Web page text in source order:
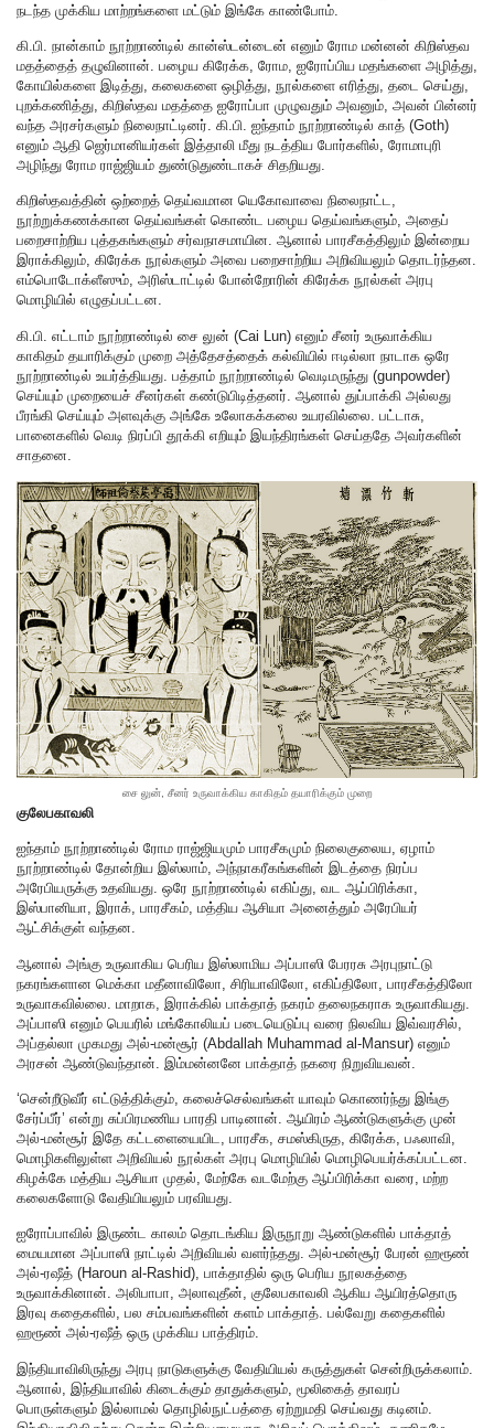
நடந்த முக்கிய மாற்றங்களை மட்டும் இங்கே காண்போம்.
கி.பி. நான்காம் நூற்றாண்டில் கான்ஸ்டன்டைன் எனும் ரோம மன்னன் கிறிஸ்தவ
மதத்தைத் தழுவினான். பழைய கிரேக்க, ரோம, ஐரோப்பிய மதங்களை அழித்து,
கோயில்களை இடித்து, கலைகளை ஒழித்து, நூல்களை எரித்து, தடை செய்து,
புறக்கணித்து, கிறிஸ்தவ மதத்தை ஐரோப்பா முழுவதும் அவனும், அவன் பின்னர்
வந்த அரசர்களும் நிலைநாட்டினர். கி.பி. ஐந்தாம் நூற்றாண்டில் காத் (Goth)
எனும் ஆதி ஜெர்மானியர்கள் இத்தாலி மீது நடத்திய போர்களில், ரோமாபுரி
அழிந்து ரோம ராஜ்ஜியம் துண்டுதுண்டாகச் சிதறியது.
கிறிஸ்தவத்தின் ஒற்றைத் தெய்வமான யெகோவாவை நிலைநாட்ட,
நூற்றுக்கணக்கான தெய்வங்கள் கொண்ட பழைய தெய்வங்களும், அதைப்
பறைசாற்றிய புத்தகங்களும் சர்வநாசமாயின. ஆனால் பாரசீகத்திலும் இன்றைய
இராக்கிலும், கிரேக்க நூல்களும் அவை பறைசாற்றிய அறிவியலும் தொடர்ந்தன.
எம்பொடோக்ளீஸும், அரிஸ்டாட்டில் போன்றோரின் கிரேக்க நூல்கள் அரபு
மொழியில் எழுதப்பட்டன.
கி.பி. எட்டாம் நூற்றாண்டில் சை லுன் (Cai Lun) எனும் சீனர் உருவாக்கிய
காகிதம் தயாரிக்கும் முறை அத்தேசத்தைக் கல்வியில் ஈடில்லா நாடாக ஒரே
நூற்றாண்டில் உயர்த்தியது. பத்தாம் நூற்றாண்டில் வெடிமருந்து (gunpowder)
செய்யும் முறையைச் சீனர்கள் கண்டுபிடித்தனர். ஆனால் துப்பாக்கி அல்லது
பீரங்கி செய்யும் அளவுக்கு அங்கே உலோகக்கலை உயரவில்லை. பட்டாசு,
பானைகளில் வெடி நிரப்பி தூக்கி எறியும் இயந்திரங்கள் செய்ததே அவர்களின்
சாதனை.
சை லுன், சீனர் உருவாக்கிய காகிதம் தயாரிக்கும் முறை
குலேபகாவலி
ஐந்தாம் நூற்றாண்டில் ரோம ராஜ்ஜியமும் பாரசீகமும் நிலைகுலைய, ஏழாம்
நூற்றாண்டில் தோன்றிய இஸ்லாம், அந்நாகரீகங்களின் இடத்தை நிரப்ப
அரேபியருக்கு உதவியது. ஒரே நூற்றாண்டில் எகிப்து, வட ஆப்பிரிக்கா,
இஸ்பானியா, இராக், பாரசீகம், மத்திய ஆசியா அனைத்தும் அரேபியர்
ஆட்சிக்குள் வந்தன.
ஆனால் அங்கு உருவாகிய பெரிய இஸ்லாமிய அப்பாஸி பேரரசு அரபுநாட்டு
நகரங்களான மெக்கா மதீனாவிலோ, சிரியாவிலோ, எகிப்திலோ, பாரசீகத்திலோ
உருவாகவில்லை. மாறாக, இராக்கில் பாக்தாத் நகரம் தலைநகராக உருவாகியது.
அப்பாஸி எனும் பெயரில் மங்கோலியப் படையெடுப்பு வரை நிலவிய இவ்வரசில்,
அப்தல்லா முகமது அல்-மன்சூர் (Abdallah Muhammad al-Mansur) எனும்
அரசன் ஆண்டுவந்தான். இம்மன்னனே பாக்தாத் நகரை நிறுவியவன்.
‘சென்றீடுவீர் எட்டுத்திக்கும், கலைச்செல்வங்கள் யாவும் கொணர்ந்து இங்கு
சேர்ப்பீர்’ என்று சுப்பிரமணிய பாரதி பாடினான். ஆயிரம் ஆண்டுகளுக்கு முன்
அல்-மன்சூர் இதே கட்டளையையிட, பாரசீக, சமஸ்கிருத, கிரேக்க, பஃலாவி,
மொழிகளிலுள்ள அறிவியல் நூல்கள் அரபு மொழியில் மொழிபெயர்க்கப்பட்டன.
கிழக்கே மத்திய ஆசியா முதல், மேற்கே வடமேற்கு ஆப்பிரிக்கா வரை, மற்ற
கலைகளோடு வேதியியலும் பரவியது.
ஐரோப்பாவில் இருண்ட காலம் தொடங்கிய இருநூறு ஆண்டுகளில் பாக்தாத்
மையமான அப்பாஸி நாட்டில் அறிவியல் வளர்ந்தது. அல்-மன்சூர் பேரன் ஹரூண்
அல்-ரஷீத் (Haroun al-Rashid), பாக்தாதில் ஒரு பெரிய நூலகத்தை
உருவாக்கினான். அலிபாபா, அலாவுதீன், குலேபகாவலி ஆகிய ஆயிரத்தொரு
இரவு கதைகளில், பல சம்பவங்களின் களம் பாக்தாத். பல்வேறு கதைகளில்
ஹரூண் அல்-ரஷீத் ஒரு முக்கிய பாத்திரம்.
இந்தியாவிலிருந்து அரபு நாடுகளுக்கு வேதியியல் கருத்துகள் சென்றிருக்கலாம்.
ஆனால், இந்தியாவில் கிடைக்கும் தாதுக்களும், மூலிகைத் தாவரப்
பொருள்களும் இல்லாமல் தொழில்நுட்பத்தை ஏற்றுமதி செய்வது கடினம்.